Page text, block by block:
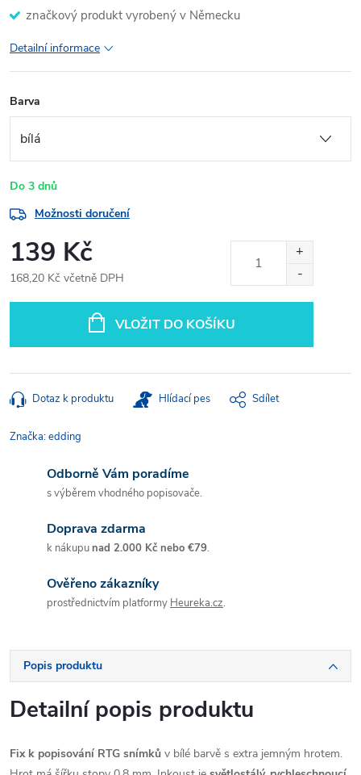
značkový produkt vyrobený v Německu
Detailní informace
Barva
Do 3 dnů
Možnosti doručení
139 Kč
168,20 Kč včetně DPH
VLOŽIT DO KOŠÍKU
Dotaz k produktu Hlídací pes Sdílet
Značka:edding
Odborně Vám poradíme
s výběrem vhodného popisovače.
Doprava zdarma
k nákupunad 2.000 Kč nebo €79.
Ověřeno zákazníky
prostřednictvím platformy Heureka.cz.
Popis produktu
Detailní popis produktu
Fix k popisování RTG snímků v bílé barvě s extra jemným hrotem.